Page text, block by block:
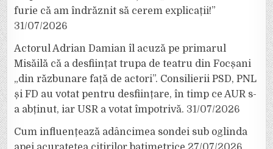
furie că am îndrăznit să cerem explicații!”
31/07/2026
Actorul Adrian Damian îl acuză pe primarul
Misăilă că a desființat trupa de teatru din Focșani
„din răzbunare față de actori”. Consilierii PSD, PNL
și FD au votat pentru desființare, în timp ce AUR s-
a abținut, iar USR a votat împotrivă. 31/07/2026
Cum influențează adâncimea sondei sub oglinda